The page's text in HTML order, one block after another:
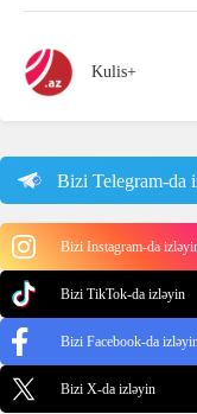
Kulis+
Bizi Telegram-da
Bizi Instagram-da
Bizi TikTok-da izləyin
Bizi Facebook-da
Bizi X-da izləyin